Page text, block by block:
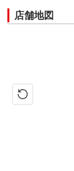
店舗地図